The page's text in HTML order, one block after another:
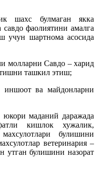
шахс булмаган якка
савдо фаолиятини амалга
учун шартнома асосида
молларни Савдо – харид
ташкил этиш;
иншоот ва майдонларни
юкори маданий даражада
кишлок хужалик,
булишини
ветеринария –
утган булишини назорат